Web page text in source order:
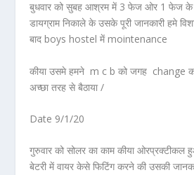
बुधवार को सुबह आश्रम में 3 फेज ओर 1 फेज के
डायग्राम निकाले के उसके पूरी जानकारी हमे
बाद boys hostel में mointenance
कीया उसमे हमने m c b को जगह change
अच्छा तरह से बैठाया /
Date 9/1/20
गुरुवार को सोलर का काम कीया ओरप्रक्टीकल
बेटरी में वायर केसे फिटिंग करने की उसकी